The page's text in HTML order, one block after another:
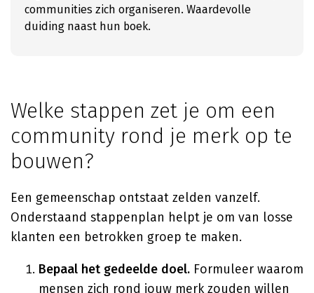
communities zich organiseren. Waardevolle
duiding naast hun boek.
Welke stappen zet je om een
community rond je merk op te
bouwen?
Een gemeenschap ontstaat zelden vanzelf.
Onderstaand stappenplan helpt je om van losse
klanten een betrokken groep te maken.
Bepaal het gedeelde doel. Formuleer waarom
mensen zich rond jouw merk zouden willen